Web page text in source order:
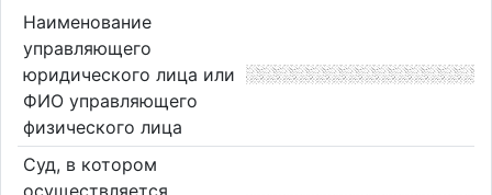
Наименование
управляющего
юридического лица или
ФИО управляющего
физического лица
Суд, в котором